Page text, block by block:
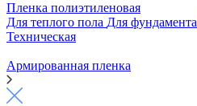
Пленка полиэтиленовая
Для теплого пола Для фундамента
Техническая
Армированная пленка